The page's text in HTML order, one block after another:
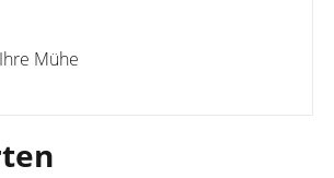
Mühe